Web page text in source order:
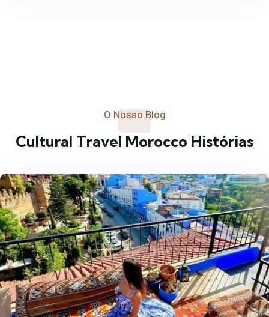
O Nosso Blog
Cultural Travel Morocco Histórias